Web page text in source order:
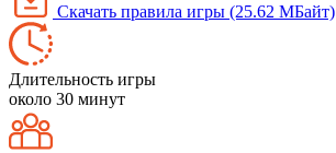
Скачать правила игры (25.62 МБайт)
Длительность игры
около 30 минут